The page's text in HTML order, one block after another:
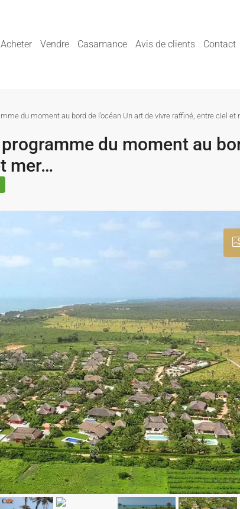
Acheter Vendre Casamance Avis de clients Contact
du moment au bord de l’océan Un art de vivre raffiné, entre ciel et
du moment au
mer…